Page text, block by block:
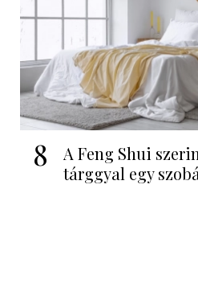
8
A Feng Shui
tárggyal egy